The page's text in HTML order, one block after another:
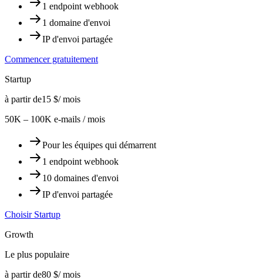
1 endpoint webhook
1 domaine d'envoi
IP d'envoi partagée
Commencer gratuitement
Startup
à partir de15 $/ mois
50K – 100K e-mails / mois
Pour les équipes qui démarrent
1 endpoint webhook
10 domaines d'envoi
IP d'envoi partagée
Choisir Startup
Growth
Le plus populaire
à partir de80 $/ mois